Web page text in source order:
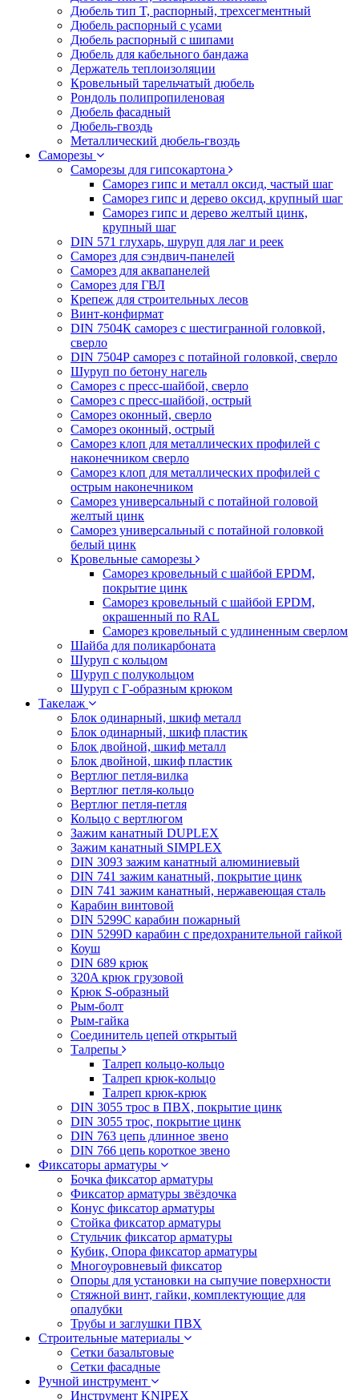
Дюбель тип T, распорный, трехсегментный
Дюбель распорный с усами
Дюбель распорный с шипами
Дюбель для кабельного бандажа
Держатель теплоизоляции
Кровельный тарельчатый дюбель
Рондоль полипропиленовая
Дюбель фасадный
Дюбель-гвоздь
Металлический дюбель-гвоздь
Саморезы
Саморезы для гипсокартона
Саморез гипс и металл оксид, частый шаг
Саморез гипс и дерево оксид, крупный шаг
Саморез гипс и дерево желтый цинк,
крупный шаг
DIN 571 глухарь, шуруп для лаг и реек
Саморез для сэндвич-панелей
Саморез для аквапанелей
Саморез для ГВЛ
Крепеж для строительных лесов
Винт-конфирмат
DIN 7504К саморез с шестигранной головкой,
сверло
DIN 7504Р саморез с потайной головкой, сверло
Шуруп по бетону нагель
Саморез с пресс-шайбой, сверло
Саморез с пресс-шайбой, острый
Саморез оконный, сверло
Саморез оконный, острый
Саморез клоп для металлических профилей с
наконечником сверло
Саморез клоп для металлических профилей с
острым наконечником
Саморез универсальный с потайной головой
желтый цинк
Саморез универсальный с потайной головкой
белый цинк
Кровельные саморезы
Саморез кровельный с шайбой EPDM,
покрытие цинк
Саморез кровельный с шайбой EPDM,
окрашенный по RAL
Саморез кровельный с удлиненным сверлом
Шайба для поликарбоната
Шуруп с кольцом
Шуруп с полукольцом
Шуруп с Г-образным крюком
Такелаж
Блок одинарный, шкиф металл
Блок одинарный, шкиф пластик
Блок двойной, шкиф металл
Блок двойной, шкиф пластик
Вертлюг петля-вилка
Вертлюг петля-кольцо
Вертлюг петля-петля
Кольцо с вертлюгом
Зажим канатный DUPLEX
Зажим канатный SIMPLEX
DIN 3093 зажим канатный алюминиевый
DIN 741 зажим канатный, покрытие цинк
DIN 741 зажим канатный, нержавеющая сталь
Карабин винтовой
DIN 5299C карабин пожарный
DIN 5299D карабин с предохранительной гайкой
Коуш
DIN 689 крюк
320A крюк грузовой
Крюк S-образный
Рым-болт
Рым-гайка
Соединитель цепей открытый
Талрепы
Талреп кольцо-кольцо
Талреп крюк-кольцо
Талреп крюк-крюк
DIN 3055 трос в ПВХ, покрытие цинк
DIN 3055 трос, покрытие цинк
DIN 763 цепь длинное звено
DIN 766 цепь короткое звено
Фиксаторы арматуры
Бочка фиксатор арматуры
Фиксатор арматуры звёздочка
Конус фиксатор арматуры
Стойка фиксатор арматуры
Стульчик фиксатор арматуры
Кубик, Опора фиксатор арматуры
Многоуровневый фиксатор
Опоры для установки на сыпучие поверхности
Стяжной винт, гайки, комплектующие для
опалубки
Трубы и заглушки ПВХ
Строительные материалы
Сетки базальтовые
Сетки фасадные
Ручной инструмент
Инструмент KNIPEX